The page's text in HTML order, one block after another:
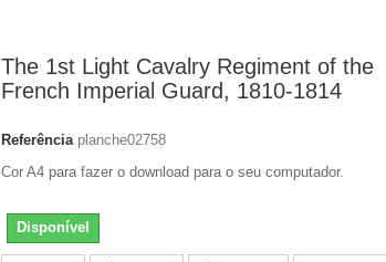
The 1st Light Cavalry Regiment of the
French Imperial Guard, 1810-1814
Referência planche02758
Cor A4 para fazer o download para o seu computador.
Disponível